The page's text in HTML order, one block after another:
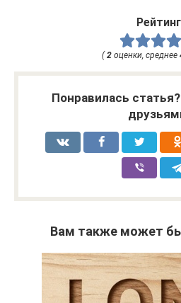
Рейтинг
( 2 оценки, среднее
Понравилась
Вам также может